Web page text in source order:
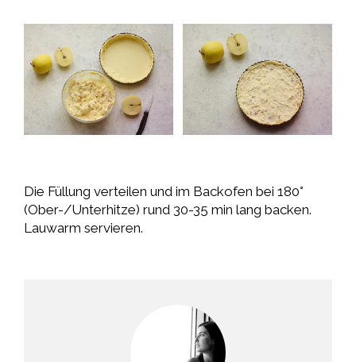
Die Füllung verteilen und im Backofen bei 180°
(Ober-/Unterhitze) rund 30-35 min lang backen.
Lauwarm servieren.